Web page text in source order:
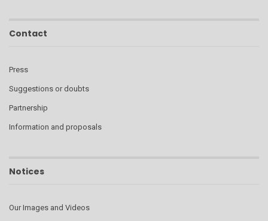
Contact
Press
Suggestions or doubts
Partnership
Information and proposals
Notices
Our Images and Videos